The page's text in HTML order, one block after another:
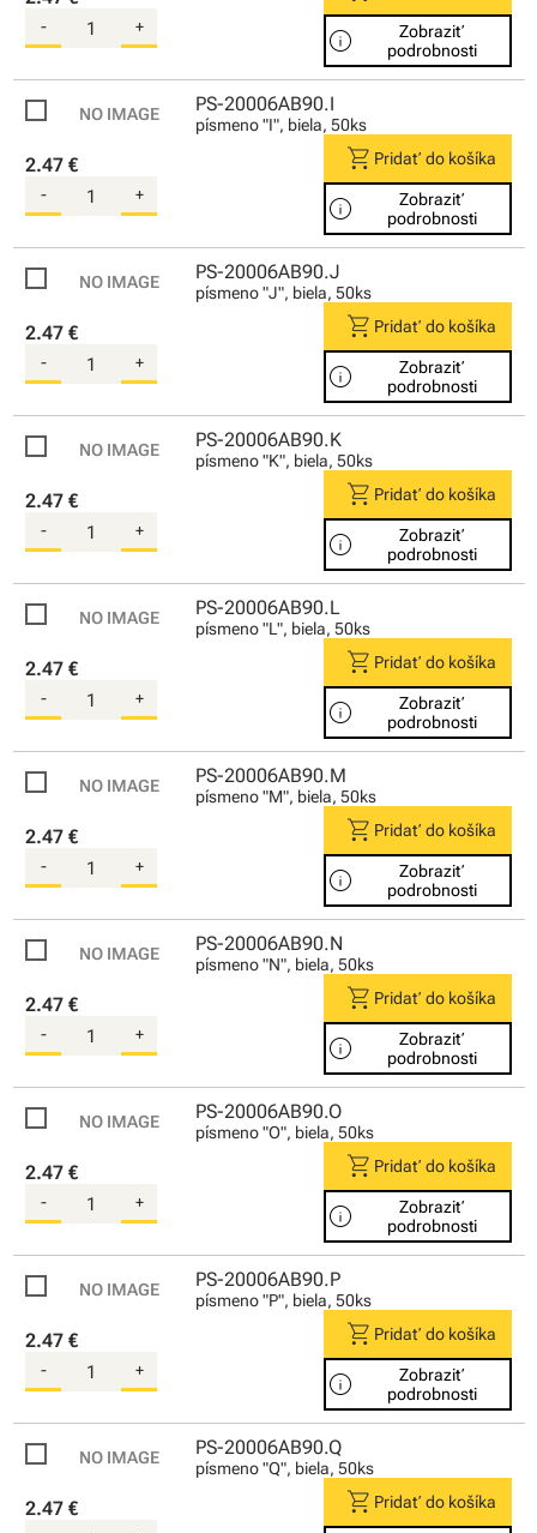
- + info
Zobraziť
podrobnosti
PS-20006AB90.I
písmeno "I", biela, 50ks
2.47 €
- +
shopping_cart Pridať do košíka
info
Zobraziť
podrobnosti
PS-20006AB90.J
písmeno "J", biela, 50ks
2.47 €
- +
shopping_cart Pridať do košíka
info
Zobraziť
podrobnosti
PS-20006AB90.K
písmeno "K", biela, 50ks
2.47 €
- +
shopping_cart Pridať do košíka
info
Zobraziť
podrobnosti
PS-20006AB90.L
písmeno "L", biela, 50ks
2.47 €
- +
shopping_cart Pridať do košíka
info
Zobraziť
podrobnosti
PS-20006AB90.M
písmeno "M", biela, 50ks
2.47 €
- +
shopping_cart Pridať do košíka
info
Zobraziť
podrobnosti
PS-20006AB90.N
písmeno "N", biela, 50ks
2.47 €
- +
shopping_cart Pridať do košíka
info
Zobraziť
podrobnosti
PS-20006AB90.O
písmeno "O", biela, 50ks
2.47 €
- +
shopping_cart Pridať do košíka
info
Zobraziť
podrobnosti
PS-20006AB90.P
písmeno "P", biela, 50ks
2.47 €
- +
shopping_cart Pridať do košíka
info
Zobraziť
podrobnosti
PS-20006AB90.Q
písmeno "Q", biela, 50ks
2.47 € shopping_cart Pridať do košíka